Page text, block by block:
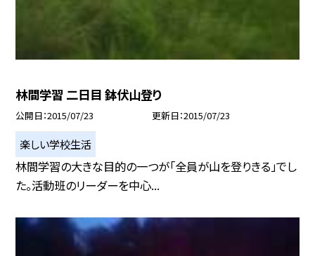
林間学習 二日目 鉢伏山登り
公開日 2015/07/23 更新日 2015/07/23
楽しい学校生活
林間学習の大きな目的の一つが「全員が山を登りきる」でし
た。活動班のリーダーを中心...